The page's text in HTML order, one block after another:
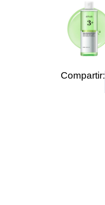
Compartir: